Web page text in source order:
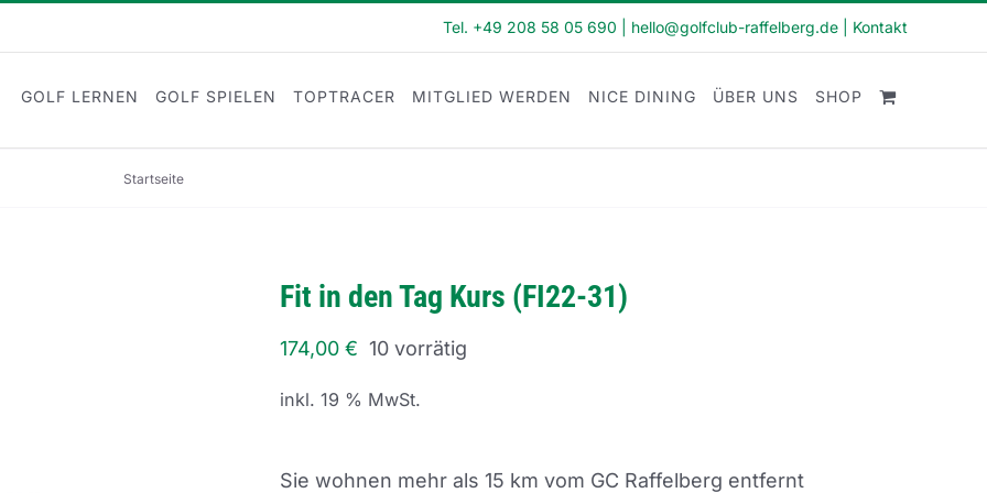
Tel. +49 208 58 05 690 hello@golfclub-raffelberg.de Kontakt
GOLF LERNEN GOLF SPIELEN TOPTRACER MITGLIED WERDEN NICE DINING ÜBER UNS SHOP
Startseite
Fit in den Tag Kurs (FI22-31)
174,00 € 10 vorrätig
inkl. 19 % MwSt.
Sie wohnen mehr als 15 km vom GC Raffelberg entfernt